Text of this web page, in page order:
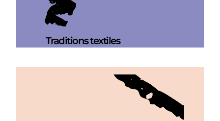
Traditions textiles